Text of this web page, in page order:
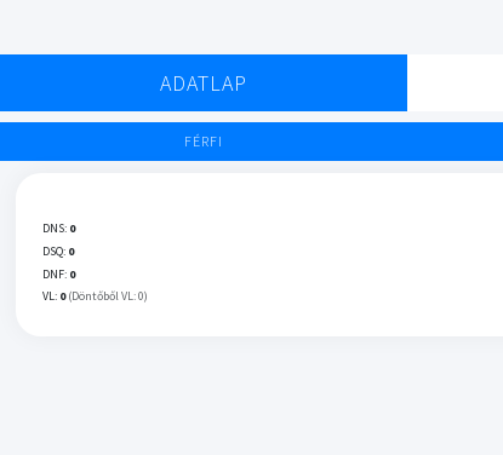
ADATLAP
FÉRFI
DNS: 0
DSQ: 0
DNF: 0
VL: 0 (Döntőből VL: 0)